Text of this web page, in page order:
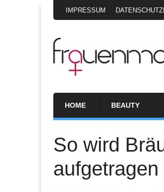
IMPRESSUM
HOME BEAUTY
So wird
aufgetragen